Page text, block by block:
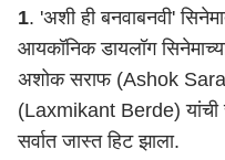
1. 'अशी ही बनवाबनवी'
आयकॉनिक डायलॉग
अशोक सराफ (Ashok
(Laxmikant Berde) यांची
सर्वात जास्त हिट झाला.